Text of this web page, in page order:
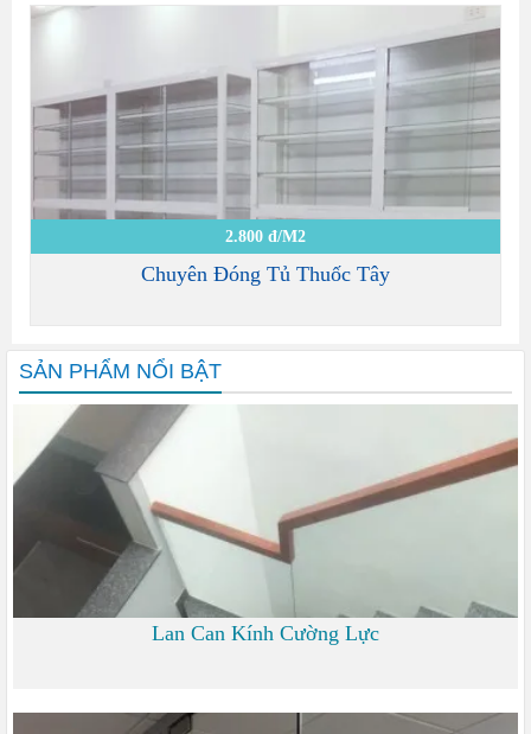
2.800 đ/M2
Chuyên Đóng Tủ Thuốc Tây
SẢN PHẨM NỔI BẬT
Lan Can Kính Cường Lực